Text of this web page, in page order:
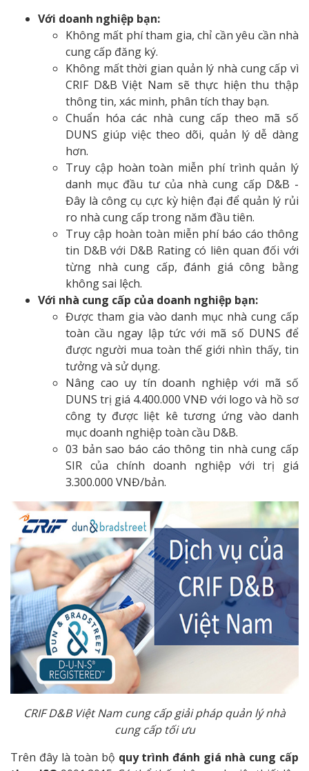
Với doanh nghiệp bạn:
Không mất phí tham gia, chỉ cần yêu cần nhà
cung cấp đăng ký.
Không mất thời gian quản lý nhà cung cấp vì
CRIF D&B Việt Nam sẽ thực hiện thu thập
thông tin, xác minh, phân tích thay bạn.
Chuẩn hóa các nhà cung cấp theo mã số
DUNS giúp việc theo dõi, quản lý dễ dàng
hơn.
Truy cập hoàn toàn miễn phí trình quản lý
danh mục đầu tư của nhà cung cấp D&B -
Đây là công cụ cực kỳ hiện đại để quản lý rủi
ro nhà cung cấp trong năm đầu tiên.
Truy cập hoàn toàn miễn phí báo cáo thông
tin D&B với D&B Rating có liên quan đối với
từng nhà cung cấp, đánh giá công bằng
không sai lệch.
Với nhà cung cấp của doanh nghiệp bạn:
Được tham gia vào danh mục nhà cung cấp
toàn cầu ngay lập tức với mã số DUNS để
được người mua toàn thế giới nhìn thấy, tin
tưởng và sử dụng.
Nâng cao uy tín doanh nghiệp với mã số
DUNS trị giá 4.400.000 VNĐ với logo và hồ sơ
công ty được liệt kê tương ứng vào danh
mục doanh nghiệp toàn cầu D&B.
03 bản sao báo cáo thông tin nhà cung cấp
SIR của chính doanh nghiệp với trị giá
3.300.000 VNĐ/bản.
CRIF D&B Việt Nam cung cấp giải pháp quản lý nhà
cung cấp tối ưu
Trên đây là toàn bộ quy trình đánh giá nhà cung cấp